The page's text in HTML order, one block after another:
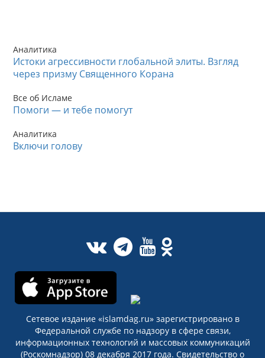
Аналитика
Истоки агрессивности глобальной элиты. Взгляд
через призму Священного Корана
Все об Исламе
Помоги — и тебе помогут
Аналитика
Включи голову
Сетевое издание «islamdag.ru» зарегистрировано в
Федеральной службе по надзору в сфере связи,
информационных технологий и массовых коммуникаций
(Роскомнадзор) 08 декабря 2017 года. Свидетельство о